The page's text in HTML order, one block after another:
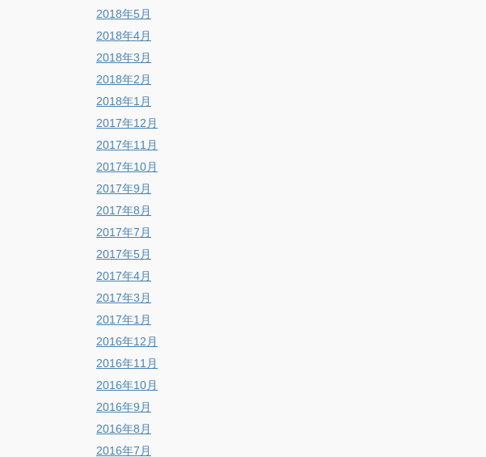
2018年5月
2018年4月
2018年3月
2018年2月
2018年1月
2017年12月
2017年11月
2017年10月
2017年9月
2017年8月
2017年7月
2017年5月
2017年4月
2017年3月
2017年1月
2016年12月
2016年11月
2016年10月
2016年9月
2016年8月
2016年7月